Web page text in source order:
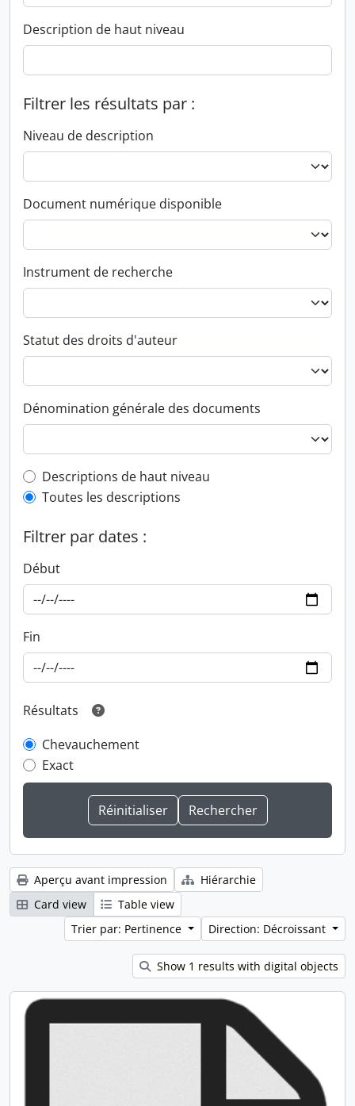
Description de haut niveau
Filtrer les résultats par :
Niveau de description
Document numérique disponible
Instrument de recherche
Statut des droits d'auteur
Dénomination générale des documents
Top-level description filter
Descriptions de haut niveau
Toutes les descriptions
Filtrer par dates :
Début
Fin
Résultats
Chevauchement
Exact
Aperçu avant impression
Hiérarchie
Card view
Table view
Trier par: Pertinence
Direction: Décroissant
Show 1 results with digital objects